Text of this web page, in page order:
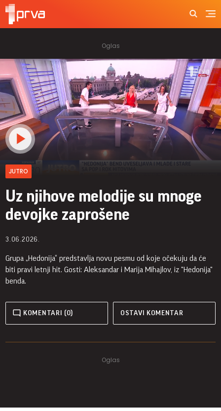
JUTRO
Uz njihove melodije su mnoge
devojke zaprošene
3.06.2026.
Grupa „Hedonija“ predstavlja novu pesmu od koje očekuju da će
biti pravi letnji hit. Gosti: Aleksandar i Marija Mihajlov, iz "Hedonija"
benda.
KOMENTARI (0) OSTAVI KOMENTAR